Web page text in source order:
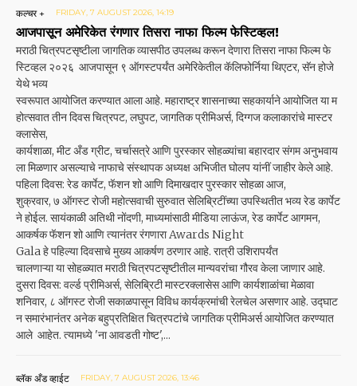
कल्चर + FRIDAY, 7 AUGUST 2026, 14:19
आजपासून अमेरिकेत रंगणार तिसरा नाफा फिल्म फेस्टिव्हल!
मराठी चित्रपटसृष्टीला जागतिक व्यासपीठ उपलब्ध करून देणारा तिसरा नाफा फिल्म फे
स्टिव्हल २०२६ आजपासून ९ ऑगस्टपर्यंत अमेरिकेतील कॅलिफोर्निया थिएटर, सॅन होजे
येथे भव्य
स्वरूपात आयोजित करण्यात आला आहे. महाराष्ट्र शासनाच्या सहकार्याने आयोजित या म
होत्सवात तीन दिवस चित्रपट, लघुपट, जागतिक प्रीमिअर्स, दिग्गज कलाकारांचे मास्टर
क्लासेस,
कार्यशाळा, मीट अँड ग्रीट, चर्चासत्रे आणि पुरस्कार सोहळ्यांचा बहारदार संगम अनुभवाय
ला मिळणार असल्याचे नाफाचे संस्थापक अध्यक्ष अभिजीत घोलप यांनीं जाहीर केले आहे.
पहिला दिवस: रेड कार्पेट, फॅशन शो आणि दिमाखदार पुरस्कार सोहळा आज,
शुक्रवार, ७ ऑगस्ट रोजी महोत्सवाची सुरुवात सेलिब्रिटींच्या उपस्थितीत भव्य रेड कार्पेट
ने होईल. सायंकाळी अतिथी नोंदणी, माध्यमांसाठी मीडिया लाऊंज, रेड कार्पेट आगमन,
आकर्षक फॅशन शो आणि त्यानंतर रंगणारा Awards Night
Gala हे पहिल्या दिवसाचे मुख्य आकर्षण ठरणार आहे. रात्री उशिरापर्यंत
चालणाऱ्या या सोहळ्यात मराठी चित्रपटसृष्टीतील मान्यवरांचा गौरव केला जाणार आहे.
दुसरा दिवस: वर्ल्ड प्रीमिअर्स, सेलिब्रिटी मास्टरक्लासेस आणि कार्यशाळांचा मेळावा
शनिवार, ८ ऑगस्ट रोजी सकाळपासून विविध कार्यक्रमांची रेलचेल असणार आहे. उद्घाट
न समारंभानंतर अनेक बहुप्रतिक्षित चित्रपटांचे जागतिक प्रीमिअर्स आयोजित करण्यात
आले आहेत. त्यामध्ये 'ना आवडती गोष्ट',...
ब्लॅक अँड व्हाईट FRIDAY, 7 AUGUST 2026, 13:46